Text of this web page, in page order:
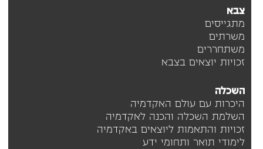
צבא
מתגייסים
משרתים
משתחררים
זכויות יוצאים בצבא
השכלה
היכרות עם עולם האקדמיה
השלמת השכלה והכנה לאקדמיה
זכויות והתאמות ליוצאים באקדמיה
לימודי תואר ותחומי ידע